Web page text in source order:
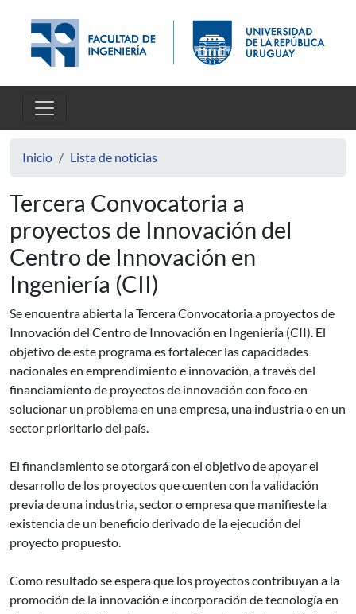
Inicio Lista de noticias
Tercera Convocatoria a
proyectos de Innovación del
Centro de Innovación en
Ingeniería (CII)
Se encuentra abierta la Tercera Convocatoria a proyectos de
Innovación del Centro de Innovación en Ingeniería (CII). El
objetivo de este programa es fortalecer las capacidades
nacionales en emprendimiento e innovación, a través del
financiamiento de proyectos de innovación con foco en
solucionar un problema en una empresa, una industria o en un
sector prioritario del país.
El financiamiento se otorgará con el objetivo de apoyar el
desarrollo de los proyectos que cuenten con la validación
previa de una industria, sector o empresa que manifieste la
existencia de un beneficio derivado de la ejecución del
proyecto propuesto.
Como resultado se espera que los proyectos contribuyan a la
promoción de la innovación e incorporación de tecnología en